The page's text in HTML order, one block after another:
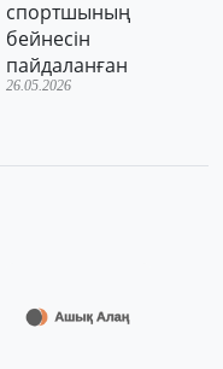
спортшының
бейнесін
пайдаланған
26.05.2026